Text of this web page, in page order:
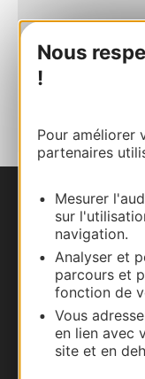
Nous
!
Pour améliorer
partenaires
Mesurer
sur
navigation.
Analyser et
parcours et
fonction de
Vous
en lien avec
site et en
Nous
Carte